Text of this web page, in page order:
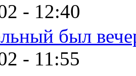
- 12:40
был
- 11:55